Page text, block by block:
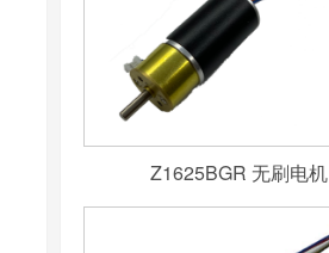
Z1625BGR 无刷电机